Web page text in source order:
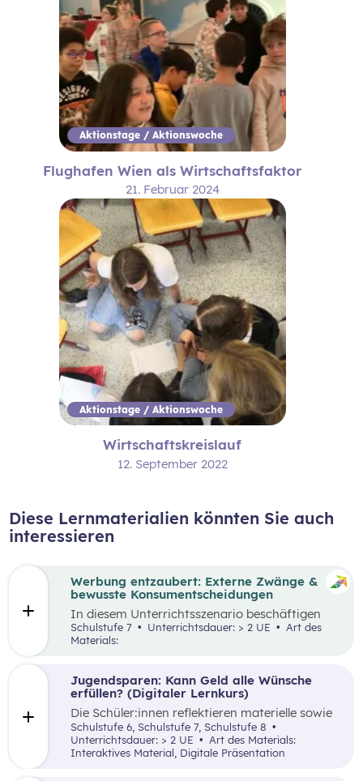
Aktionstage / Aktionswoche
Flughafen Wien als Wirtschaftsfaktor
21. Februar 2024
Aktionstage / Aktionswoche
Wirtschaftskreislauf
12. September 2022
Diese Lernmaterialien könnten Sie auch
interessieren
Jugendsparen: Kann Geld alle Wünsche
erfüllen? (Digitaler Lernkurs)
Die Schüler:innen reflektieren materielle sowie
immaterielle Bedürfnisse im Kontext von
Jugendbankkonten und analysieren dabei
verschiedene Jugendsparangebote in Form
eines Marketplace.
Schulstufe 6, Schulstufe 7, Schulstufe 8
Unterrichtsdauer: > 2 UE
Interaktives Material, Digitale Präsentation
Werbung entzaubert: Externe Zwänge &
bewusste Konsumentscheidungen
In diesem Unterrichtsszenario beschäftigen
sich die Schüler:innen mit den Themen
„Werbung“ und „Konsumentscheidungen“. Zu
Zentrum. Davon ausgehend werden
unterschiedliche externe Zwänge sowie Vor-
und Nachteile von Werbungen erarbeitet.
Schulstufe 7 Unterrichtsdauer: > 2 UE
Art des
Materials: